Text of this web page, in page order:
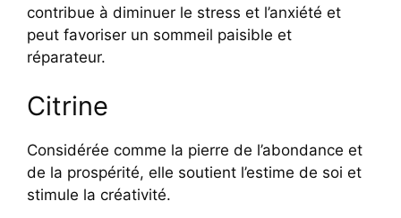
contribue à diminuer le stress et l’anxiété et
peut favoriser un sommeil paisible et
réparateur.
Citrine
Considérée comme la pierre de l’abondance et
de la prospérité, elle soutient l’estime de soi et
stimule la créativité.